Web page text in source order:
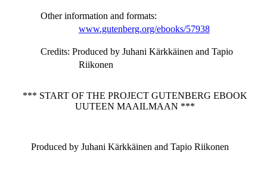
Other information and formats:
www.gutenberg.org/ebooks/57938
Credits: Produced by Juhani Kärkkäinen and Tapio
Riikonen
*** START OF THE PROJECT GUTENBERG EBOOK
UUTEEN MAAILMAAN ***
Produced by Juhani Kärkkäinen and Tapio Riikonen